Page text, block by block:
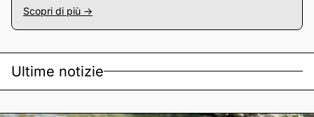
Scopri di più ->
Ultime notizie